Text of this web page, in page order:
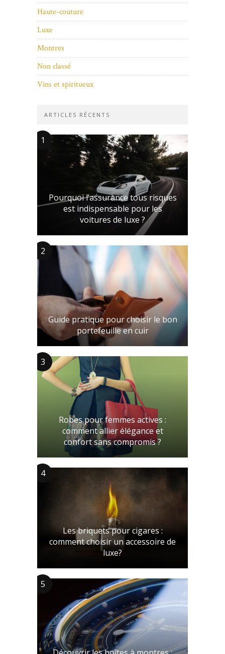
Haute-couture
Luxe
Montres
Non classé
Vins et spiritueux
ARTICLES RÉCENTS
1
Pourquoi l’assurance tous risques
est indispensable pour les
voitures de luxe ?
2
Guide pratique pour choisir le bon
portefeuille en cuir
3
Robes pour femmes actives :
comment allier élégance et
confort sans compromis ?
4
Les briquets pour cigares :
comment choisir un accessoire de
luxe?
5